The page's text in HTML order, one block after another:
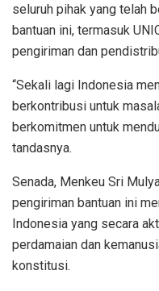
seluruh pihak yang telah
bantuan ini, termasuk
pengiriman dan
“Sekali lagi Indonesia
berkontribusi untuk
berkomitmen untuk
tandasnya.
Senada, Menkeu Sri
pengiriman bantuan ini
Indonesia yang secara
perdamaian dan
konstitusi.